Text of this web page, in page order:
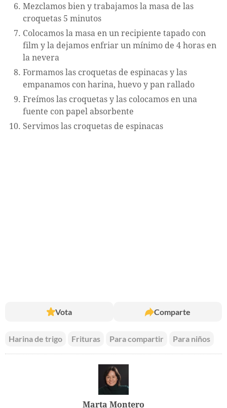
Mezclamos bien y trabajamos la masa de las
croquetas 5 minutos
Colocamos la masa en un recipiente tapado con
film y la dejamos enfriar un mínimo de 4 horas en
la nevera
Formamos las croquetas de espinacas y las
empanamos con harina, huevo y pan rallado
Freímos las croquetas y las colocamos en una
fuente con papel absorbente
Servimos las croquetas de espinacas
Vota Comparte
Harina de trigo Frituras Para compartir Para niños
Marta Montero